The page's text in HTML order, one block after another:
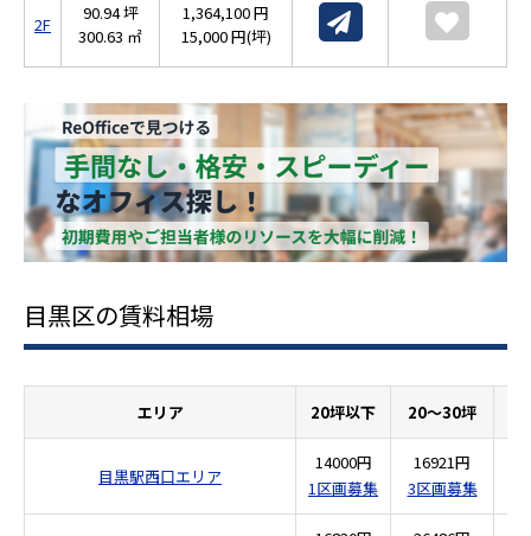
2F
90.94 坪
300.63 ㎡
1,364,100 円
15,000 円(坪)
目黒区の賃料相場
エリア 20坪以下 20～30坪
目黒駅西口エリア
14000円
1区画募集
16921円
3区画募集